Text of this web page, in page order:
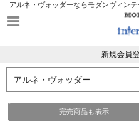
アルネ・ヴォッダーならモダンヴィン
新規会員
完売商品も表示